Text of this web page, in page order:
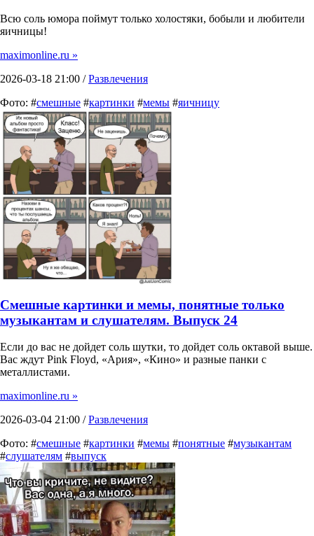
Всю соль юмора поймут только холостяки, бобыли и любители
яичницы!
maximonline.ru »
2026-03-18 21:00 /Развлечения
Фото: #смешные #картинки #мемы #яичницу
Смешные картинки и мемы, понятные только
музыкантам и слушателям. Выпуск 24
Если до вас не дойдет соль шутки, то дойдет соль октавой выше.
Вас ждут Pink Floyd, «Ария», «Кино» и разные панки с
металлистами.
maximonline.ru »
2026-03-04 21:00 /Развлечения
Фото: #смешные #картинки #мемы #понятные #музыкантам
#слушателям #выпуск